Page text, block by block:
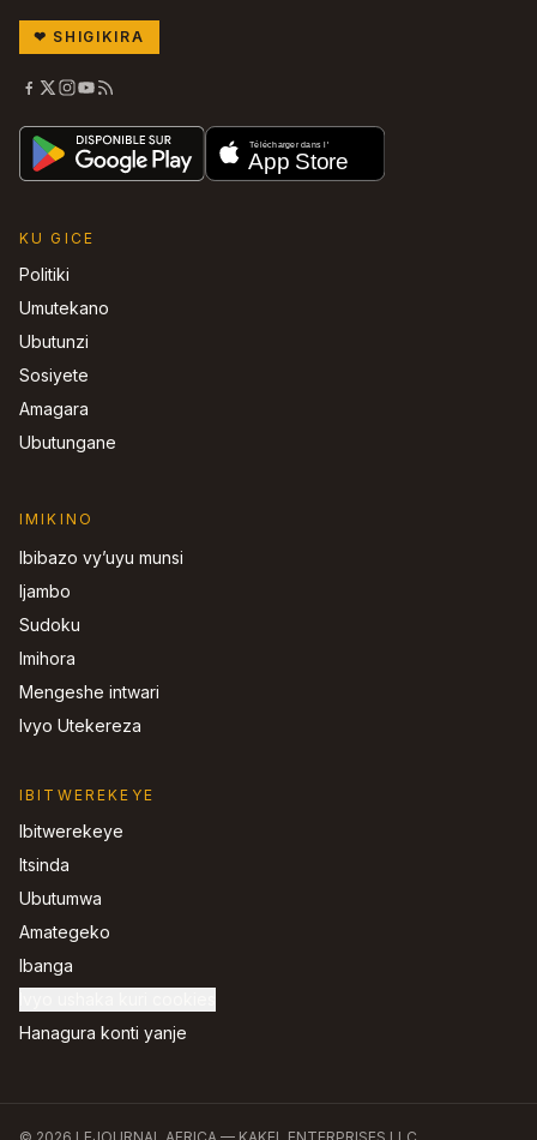
❤ SHIGIKIRA
KU GICE
Politiki
Umutekano
Ubutunzi
Sosiyete
Amagara
Ubutungane
IMIKINO
Ibibazo vy’uyu munsi
Ijambo
Sudoku
Imihora
Mengeshe intwari
Ivyo Utekereza
IBITWEREKEYE
Ibitwerekeye
Itsinda
Ubutumwa
Amategeko
Ibanga
Hanagura konti yanje